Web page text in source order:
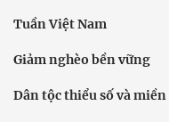
Tuần Việt Nam
Giảm nghèo bền vững
Dân tộc thiểu số và